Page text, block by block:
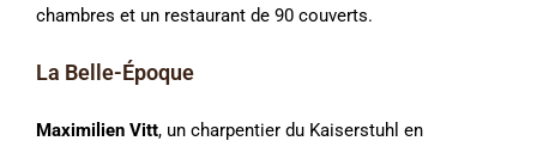
chambres et un restaurant de 90 couverts.
La Belle-Époque
Maximilien Vitt, un charpentier du Kaiserstuhl en